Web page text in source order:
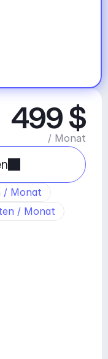
499 $
/ Monat
/ Monat
/ Monat